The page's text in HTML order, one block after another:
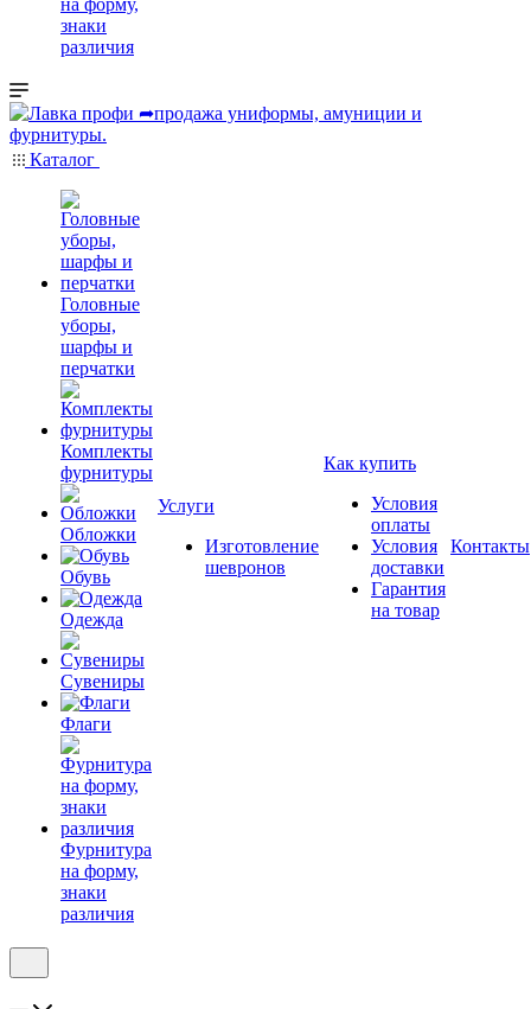
на форму,
знаки
различия
Каталог
Головные
уборы,
шарфы и
перчатки
Комплекты
фурнитуры
Обложки
Обувь
Одежда
Сувениры
Флаги
Фурнитура
на форму,
знаки
различия
Услуги
Изготовление
шевронов
Как купить
Условия
оплаты
Условия
доставки
Гарантия
на товар
Контакты